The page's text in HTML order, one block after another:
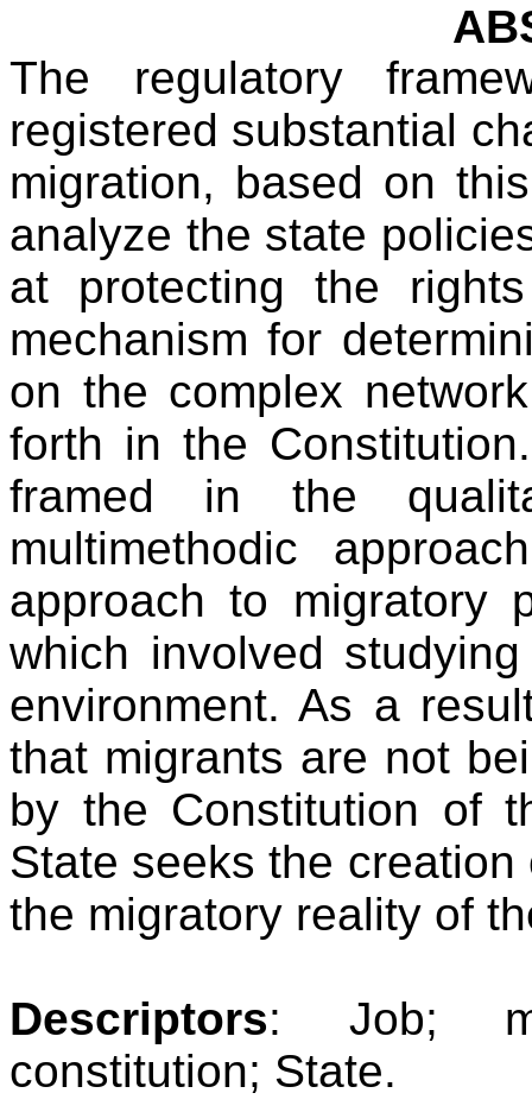
The regulatory
registered substantial
migration, based on
analyze the state
at protecting the
mechanism for
on the complex
forth in the
framed in the
multimethodic
approach to migratory
which involved
environment. As a
that migrants are not
by the Constitution of
State seeks the
the migratory reality of
Descriptors: Job;
constitution; State.